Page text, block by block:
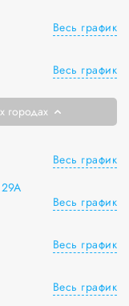
Весь график
Весь график
городах
Весь график
Весь график
Весь график
Весь график